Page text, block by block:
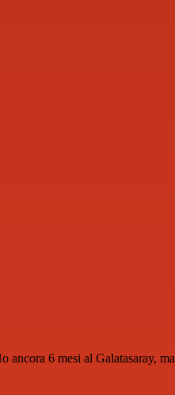
ancora 6 mesi al Galatasaray, ma